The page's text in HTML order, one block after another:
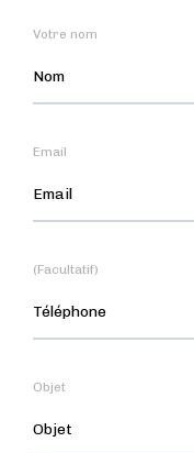
Votre nom
Email
(Facultatif)
Objet